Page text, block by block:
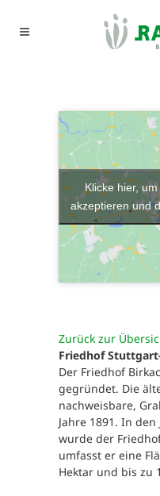
Klicke hier,
akzeptieren und
Zurück zur
Friedhof
Der Friedhof
gegründet. Die
nachweisbare,
Jahre 1891. In
wurde der
umfasst er eine
Hektar und bis zu